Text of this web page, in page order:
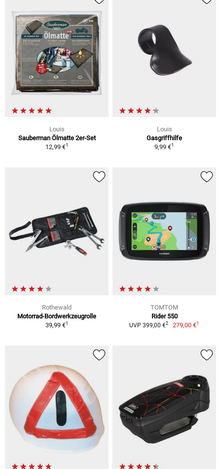
Louis
Sauberman Ölmatte 2er-Set
12,99 €1
Louis
Gasgriffhilfe
9,99 €1
Rothewald
Motorrad-Bordwerkzeugrolle
39,99 €1
TOMTOM
Rider 550
UVP 399,00 €2 279,00 €1